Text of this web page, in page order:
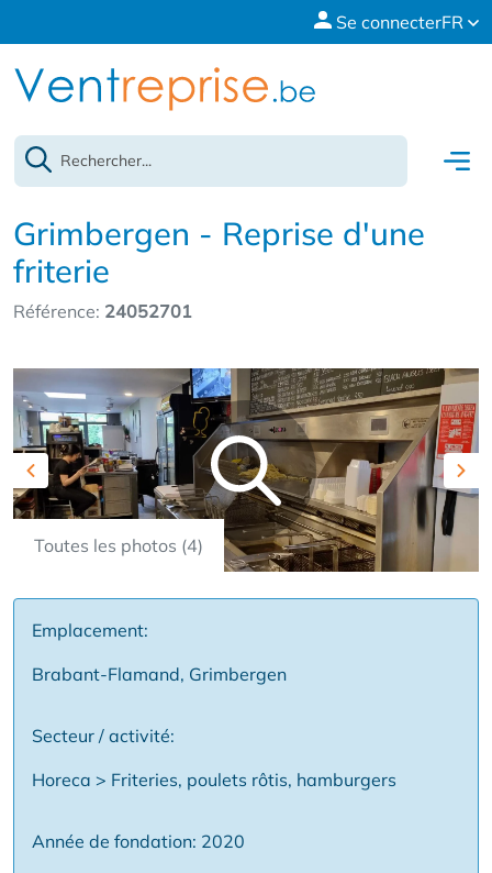
Se connecterFR
Grimbergen - Reprise d'une
friterie
Référence: 24052701
Toutes les photos (4)
Previous
Emplacement:
Brabant-Flamand, Grimbergen
Secteur / activité:
Horeca > Friteries, poulets rôtis, hamburgers
Année de fondation: 2020